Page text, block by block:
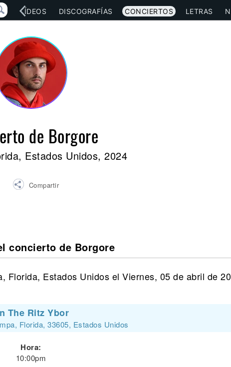
VÍDEOS DISCOGRAFÍAS CONCIERTOS LETRAS
de Borgore
Estados Unidos, 2024
Compartir
concierto de Borgore
Florida, Estados Unidos el Viernes, 05 de abril de
The Ritz Ybor
Florida, 33605, Estados Unidos
Hora:
10:00pm